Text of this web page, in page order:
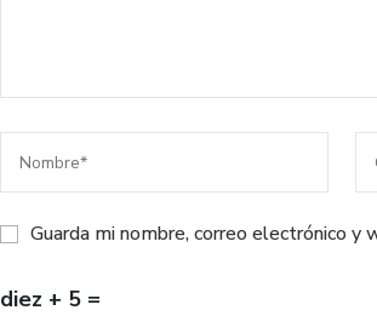
Guarda mi nombre, correo electrónico
diez + 5 =